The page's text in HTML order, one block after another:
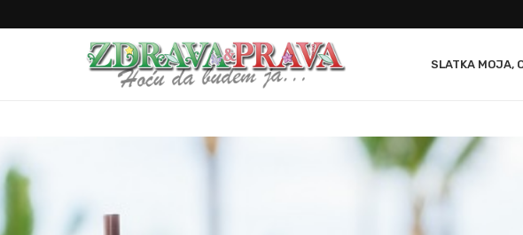
SLATKA MOJA,